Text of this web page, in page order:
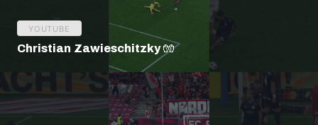
YOUTUBE
Christian Zawieschitzky 🧤